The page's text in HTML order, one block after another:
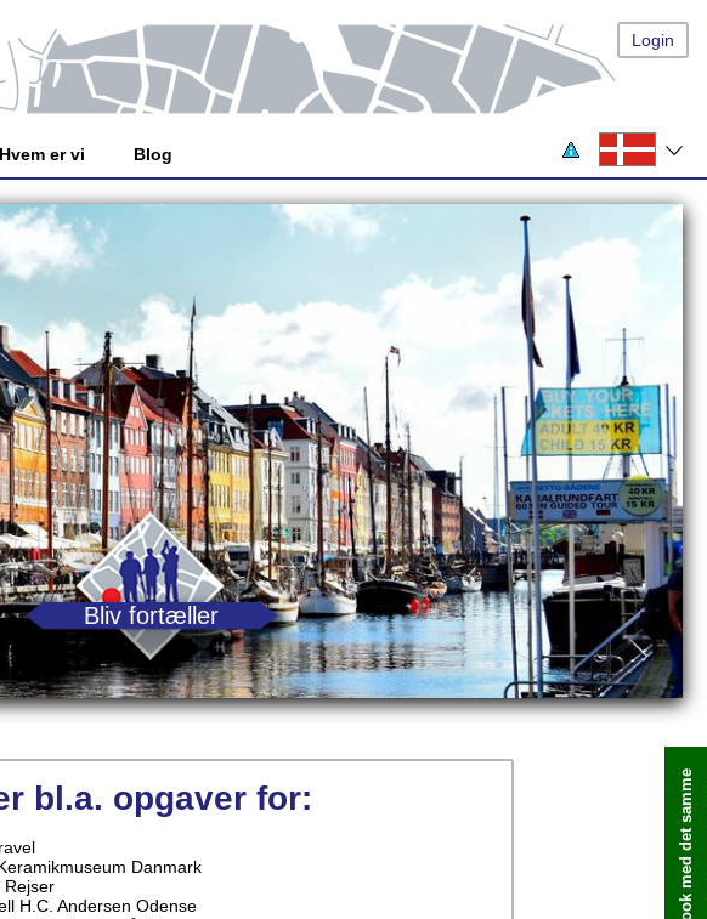
Login
Hvem er vi Blog
Bliv fortæller
bl.a. opgaver for:
Danmark
Rejser
H.C. Andersen Odense
Book med det samme